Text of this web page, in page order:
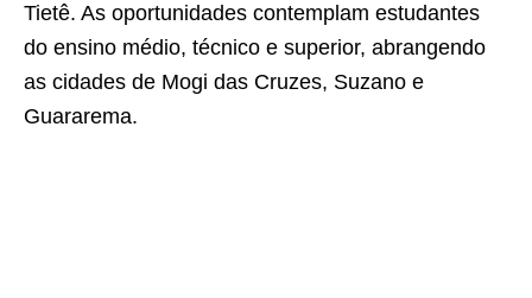
Tietê. As oportunidades contemplam estudantes
do ensino médio, técnico e superior, abrangendo
as cidades de Mogi das Cruzes, Suzano e
Guararema.